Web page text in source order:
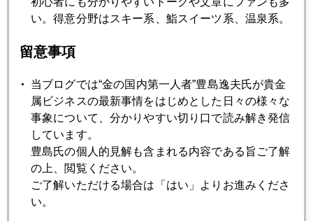
2023年01月25日
2023年01月24日
中国ゼロコロナ撤廃、金への影響
2023年01月23日
「プライベート」にご用心
い。得意分野はスキー系、鮨スイーツ系、温泉系。
留意事項
当ブログでは“金の国内第一人者”豊島逸夫氏が貴金
属ビジネスの最新事情をはじめとした日々の様々な
事象について、分かりやすい切り口で読み解き発信
しています。
豊島氏の個人的見解も含まれる内容である旨ご了解
の上、閲覧ください。
ご了解いただける場合は「はい」よりお進みくださ
い。